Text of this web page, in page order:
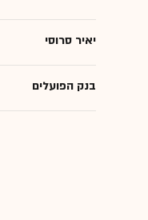
יאיר סרוסי
בנק הפועלים